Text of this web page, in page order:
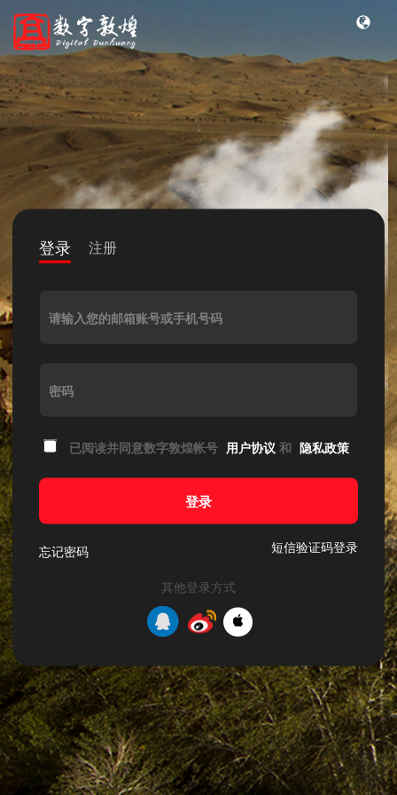
登录 注册
请输入您的邮箱账号或手机号码
密码
已阅读并同意数字敦煌帐号 用户协议 和 隐私政策
登录
忘记密码 短信验证码登录
其他登录方式